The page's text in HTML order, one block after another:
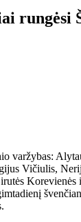
run­gė­si
varžybas:
Vičiulis,
Ko­re­vie­nės